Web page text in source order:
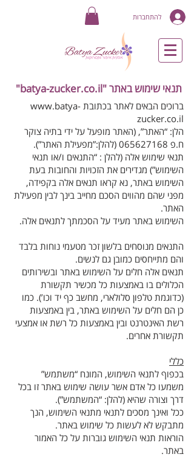
להתחברות
תנאי שימוש באתר "batya-zucker.co.il"
ברוכים הבאים לאתר בכתובת www.batya-
zucker.co.il
הלן: “האתר”, (האתר מופעל על ידי בתיה צוקר
ח.פ 065627168 (להלן:”מפעילת האתר”).
תנאי שימוש אלה (להלן : “התנאים ו/או תנאי
השימוש”) מגדירים את הזכויות והחובות בעת
השימוש באתר, נא קראו תנאים אלה בקפידה,
מפני שהם מהווים הסכם מחייב בינך לבין מפעילת
האתר.
השימוש באתר מעיד על הסכמתך לתנאים אלה.
התנאים מנוסחים בלשון זכר מטעמי נוחות בלבד
והם מתייחסים כמובן גם לנשים.
תנאים אלה חלים על השימוש באתר ובשירותים
הכלולים בו באמצעות כל מכשיר תקשורת
(כדוגמת טלפון סלולארי, מחשב כף יד וכו’). כמו
כן הם חלים על השימוש באתר, בין באמצעות
רשת האינטרנט ובין באמצעות כל רשת או אמצעי
תקשורת אחרים.
כללי
בכפוף לתנאי השימוש, המונח “משתמש”
משמעו כל אדם אשר עושה שימוש באתר זו בכל
דרך וצורה שהיא (להלן: “המשתמש”).
ככל ואינך מסכים לתנאי מתנאי השימוש, הנך
מתבקש לא לעשות כל שימוש באתר.
הוראות תנאי השימוש גוברות על כל האמור
באתר.